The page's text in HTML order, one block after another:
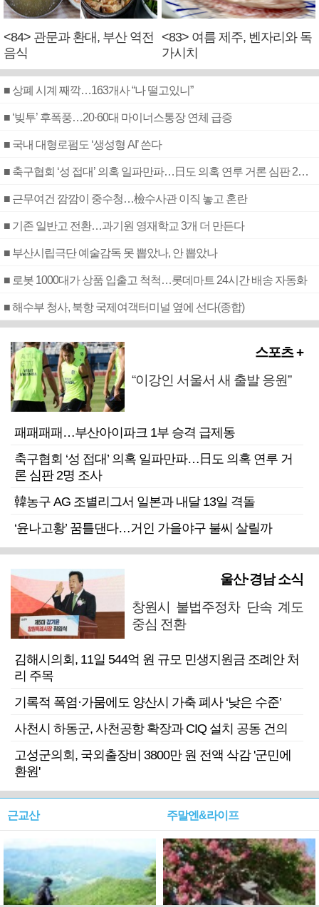
<84> 관문과 환대, 부산 역전
음식
<83> 여름 제주, 벤자리와 독
가시치
■ 상폐 시계 째깍…163개사 “나 떨고있니”
■ ‘빚투’ 후폭풍…20·60대 마이너스통장 연체 급증
■ 국내 대형로펌도 ‘생성형 AI’ 쓴다
■ 축구협회 ‘성 접대’ 의혹 일파만파…日도 의혹 연루 거론 심판 2명 조사
■ 근무여건 깜깜이 중수청…檢수사관 이직 놓고 혼란
■ 기존 일반고 전환…과기원 영재학교 3개 더 만든다
■ 부산시립극단 예술감독 못 뽑았나, 안 뽑았나
■ 로봇 1000대가 상품 입출고 척척…롯데마트 24시간 배송 자동화
■ 해수부 청사, 북항 국제여객터미널 옆에 선다(종합)
스포츠 +
“이강인 서울서 새 출발 응원”
패패패패…부산아이파크 1부 승격 급제동
축구협회 ‘성 접대’ 의혹 일파만파…日도 의혹 연루 거
론 심판 2명 조사
韓농구 AG 조별리그서 일본과 내달 13일 격돌
‘윤나고황’ 꿈틀댄다…거인 가을야구 불씨 살릴까
울산·경남 소식
창원시 불법주정차 단속 계도
중심 전환
김해시의회, 11일 544억 원 규모 민생지원금 조례안 처
리 주목
기록적 폭염·가뭄에도 양산시 가축 폐사 ‘낮은 수준’
사천시 하동군, 사천공항 확장과 CIQ 설치 공동 건의
고성군의회, 국외출장비 3800만 원 전액 삭감 '군민에
환원'
근교산 주말엔&라이프